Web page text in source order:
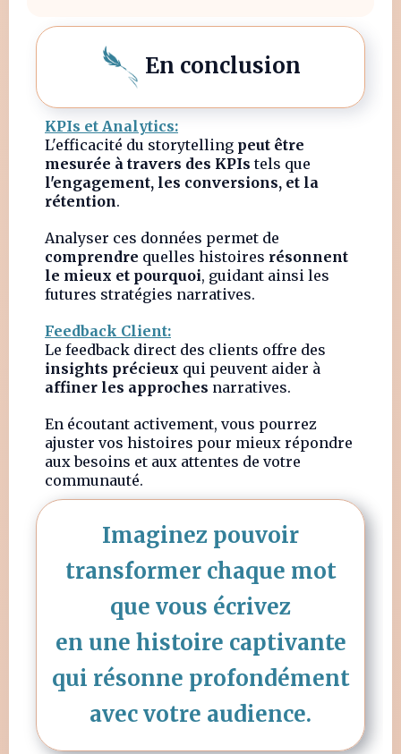
En conclusion
KPIs et Analytics:
L'efficacité du storytelling peut être
mesurée à travers des KPIs tels que
l'engagement, les conversions, et la
rétention.
Analyser ces données permet de
comprendre quelles histoires résonnent
le mieux et pourquoi, guidant ainsi les
futures stratégies narratives.
Feedback Client:
Le feedback direct des clients offre des
insights précieux qui peuvent aider à
affiner les approches narratives.
En écoutant activement, vous pourrez
ajuster vos histoires pour mieux répondre
aux besoins et aux attentes de votre
communauté.
Imaginez pouvoir
transformer chaque mot
que vous écrivez
en une histoire captivante
qui résonne profondément
avec votre audience.